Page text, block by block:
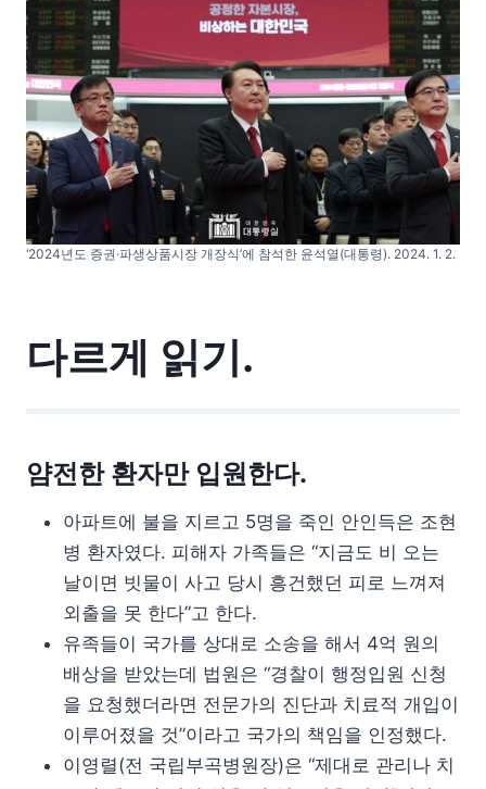
‘2024년도 증권·파생상품시장 개장식’에 참석한 윤석열(대통령). 2024. 1. 2.
다르게 읽기.
얌전한 환자만 입원한다.
아파트에 불을 지르고 5명을 죽인 안인득은 조현
병 환자였다. 피해자 가족들은 “지금도 비 오는
날이면 빗물이 사고 당시 흥건했던 피로 느껴져
외출을 못 한다”고 한다.
유족들이 국가를 상대로 소송을 해서 4억 원의
배상을 받았는데 법원은 “경찰이 행정입원 신청
을 요청했더라면 전문가의 진단과 치료적 개입이
이루어졌을 것”이라고 국가의 책임을 인정했다.
이영렬(전 국립부곡병원장)은 “제대로 관리나 치